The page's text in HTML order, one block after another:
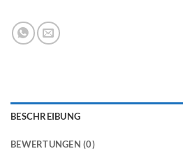
BESCHREIBUNG
BEWERTUNGEN (0)